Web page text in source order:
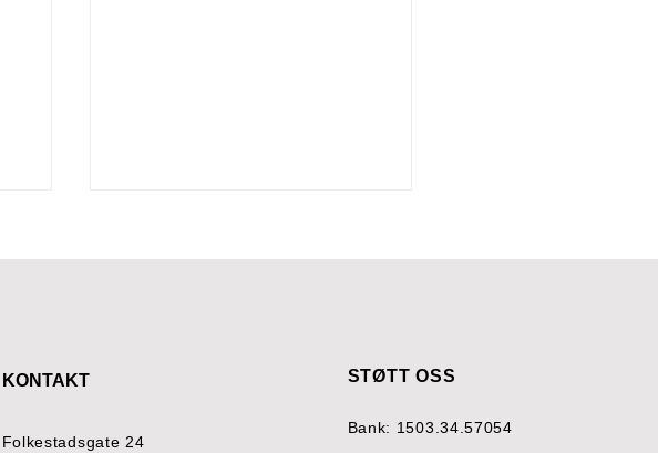
KONTAKT
Folkestadsgate 24
STØTT OSS
Bank: 1503.34.57054